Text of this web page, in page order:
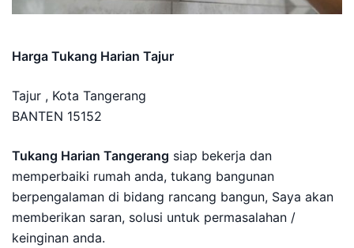
Harga Tukang Harian Tajur
Tajur , Kota Tangerang
BANTEN 15152
Tukang Harian Tangerang siap bekerja dan
memperbaiki rumah anda, tukang bangunan
berpengalaman di bidang rancang bangun, Saya akan
memberikan saran, solusi untuk permasalahan /
keinginan anda.